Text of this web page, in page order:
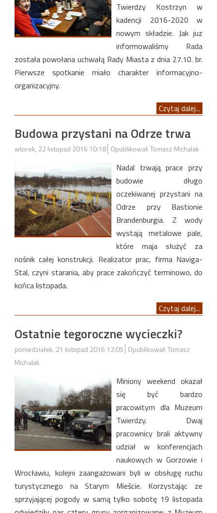
Twierdzy Kostrzyn w
kadencji 2016-2020 w
nowym składzie. Jak juz
informowaliśmy Rada
została powołana uchwałą Rady Miasta z dnia 27.10. br.
Pierwsze spotkanie miało charakter informacyjno-
organizacyjny.
Czytaj dalej...
Budowa przystani na Odrze trwa
wtorek, 22 listopad 2016 10:18 Opublikował: Tomasz Michalak
Nadal trwają prace przy
budowie długo
oczekiwanej przystani na
Odrze przy Bastionie
Brandenburgia. Z wody
wystają metalowe pale,
które maja służyć za
nośnik całej konstrukcji. Realizator prac, firma Naviga-
Stal, czyni starania, aby prace zakończyć terminowo, do
końca listopada.
Czytaj dalej...
Ostatnie tegoroczne wycieczki?
poniedziałek, 21 listopad 2016 12:05 Opublikował: Tomasz
Michalak
Miniony weekend okazał
się być bardzo
pracowitym dla Muzeum
Twierdzy. Dwaj
pracownicy brali aktywny
udział w konferencjach
naukowych w Gorzowie i
Wrocławiu, kolejni zaangażowani byli w obsługę ruchu
turystycznego na Starym Mieście. Korzystając ze
sprzyjającej pogody w samą tylko sobotę 19 listopada